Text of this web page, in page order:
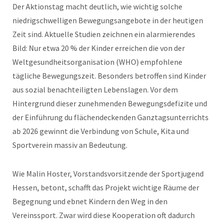
Der Aktionstag macht deutlich, wie wichtig solche
niedrigschwelligen Bewegungsangebote in der heutigen
Zeit sind. Aktuelle Studien zeichnen ein alarmierendes
Bild: Nur etwa 20 % der Kinder erreichen die von der
Weltgesundheitsorganisation (WHO) empfohlene
tägliche Bewegungszeit. Besonders betroffen sind Kinder
aus sozial benachteiligten Lebenslagen. Vor dem
Hintergrund dieser zunehmenden Bewegungsdefizite und
der Einführung du flächendeckenden Ganztagsunterrichts
ab 2026 gewinnt die Verbindung von Schule, Kita und
Sportverein massiv an Bedeutung.
Wie Malin Hoster, Vorstandsvorsitzende der Sportjugend
Hessen, betont, schafft das Projekt wichtige Räume der
Begegnung und ebnet Kindern den Weg in den
Vereinssport. Zwar wird diese Kooperation oft dadurch